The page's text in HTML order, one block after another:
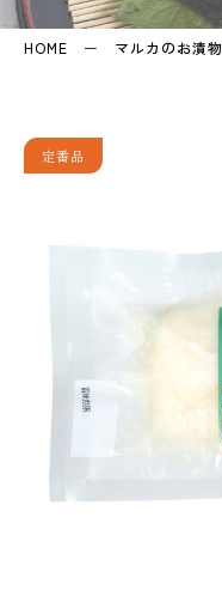
HOME ー マルカのお漬物
定番品